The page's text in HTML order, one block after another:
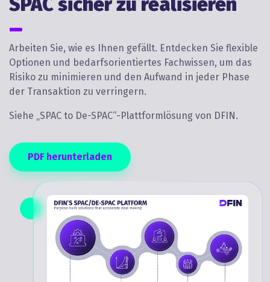
Arbeiten Sie, wie es Ihnen gefällt. Entdecken Sie flexible
Optionen und bedarfsorientiertes Fachwissen, um das
Risiko zu minimieren und den Aufwand in jeder Phase
der Transaktion zu verringern.
Siehe „SPAC to De-SPAC“-Plattformlösung von DFIN.
PDF herunterladen